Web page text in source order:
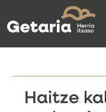
Haitze